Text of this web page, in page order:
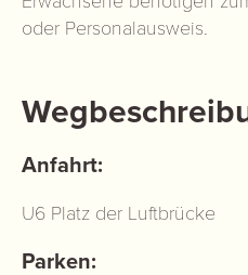
oder Personalausweis.
Anfahrt:
U6 Platz der Luftbrücke
Parken: